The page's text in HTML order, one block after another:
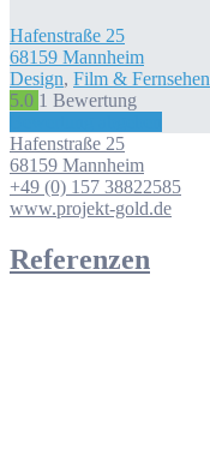
Hafenstraße 25
68159 Mannheim
Design, Film & Fernsehen
5.0 1 Bewertung
Hafenstraße 25
68159 Mannheim
+49 (0) 157 38822585
www.projekt-gold.de
Referenzen